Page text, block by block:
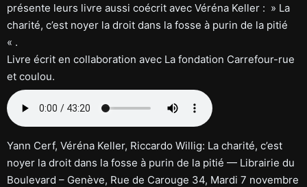
présente leurs livre aussi coécrit avec Véréna Keller : » La
charité, c’est noyer la droit dans la fosse à purin de la pitié
« .
Livre écrit en collaboration avec La fondation Carrefour-rue
et coulou.
Yann Cerf, Véréna Keller, Riccardo Willig: La charité, c’est
noyer la droit dans la fosse à purin de la pitié — Librairie du
Boulevard – Genève, Rue de Carouge 34, Mardi 7 novembre